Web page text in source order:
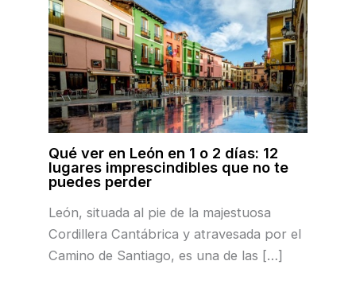
Qué ver en León en 1 o 2 días: 12
lugares imprescindibles que no te
puedes perder
León, situada al pie de la majestuosa
Cordillera Cantábrica y atravesada por el
Camino de Santiago, es una de las […]